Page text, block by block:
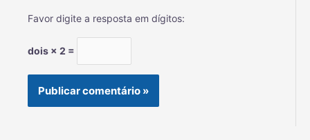
Favor digite a resposta em dígitos:
dois × 2 =